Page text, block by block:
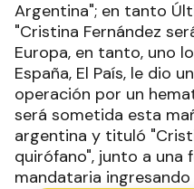
Argentina"; en tanto
"Cristina Fernández
Europa, en tanto, uno
España, El País, le dio
operación por un
será sometida esta
argentina y tituló
quirófano", junto a una
mandataria ingresando